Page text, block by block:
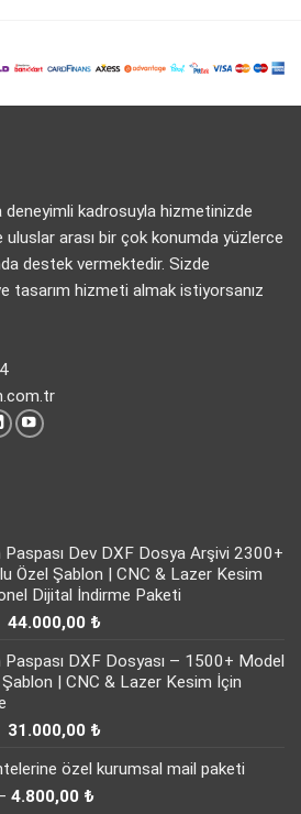
deneyimli kadrosuyla hizmetinizde
arası bir çok konumda yüzlerce
destek vermektedir. Sizde
tasarım hizmeti almak istiyorsanız
Dev DXF Dosya Arşivi 2300+
Özel Şablon | CNC & Lazer Kesim
Dijital İndirme Paketi
Orijinal
65.000,00 ₺.
44.000,00 ₺Şu
fiyat:
44.000,00 ₺.
DXF Dosyası – 1500+ Model
| CNC & Lazer Kesim İçin
Orijinal
35.000,00 ₺.
31.000,00 ₺Şu
fiyat:
özel kurumsal mail paketi
4.800,00 ₺